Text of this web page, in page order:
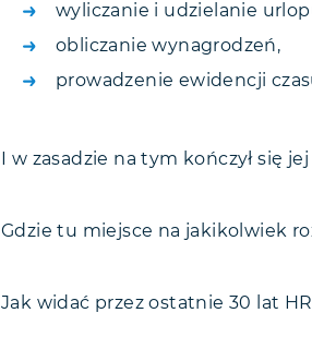
wyliczanie i udzielanie
obliczanie wynagrodzeń,
prowadzenie ewidencji
I w zasadzie na tym kończył się
Gdzie tu miejsce na jakikolwiek
Jak widać przez ostatnie 30 lat